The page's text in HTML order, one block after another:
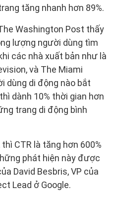
tăng nhanh hơn 89%.
Washington Post thấy
lượng người dùng tìm
các nhà xuất bản như là
và The Miami
dùng di động nào bắt
dành 10% thời gian hơn
trang di động bình
CTR là tăng hơn 600%
phát hiện này được
David Besbris, VP của
Lead ở Google.